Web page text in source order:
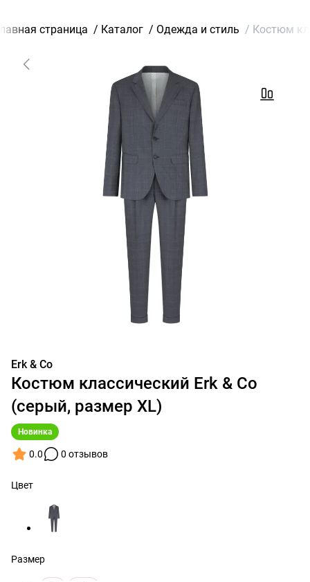
страница / Каталог / Одежда и стиль / Костюм
Erk & Co
Костюм классический Erk & Co
(серый, размер XL)
Новинка
0.0 0 отзывов
Цвет
Размер